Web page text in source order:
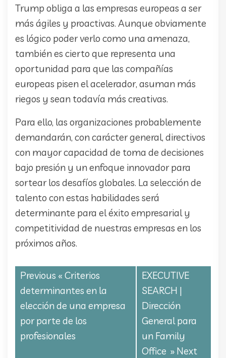
Trump obliga a las empresas europeas a ser
más ágiles y proactivas. Aunque obviamente
es lógico poder verlo como una amenaza,
también es cierto que representa una
oportunidad para que las compañías
europeas pisen el acelerador, asuman más
riegos y sean todavía más creativas.
Para ello, las organizaciones probablemente
demandarán, con carácter general, directivos
con mayor capacidad de toma de decisiones
bajo presión y un enfoque innovador para
sortear los desafíos globales. La selección de
talento con estas habilidades será
determinante para el éxito empresarial y
competitividad de nuestras empresas en los
próximos años.
Previous « Criterios
determinantes en la
elección de una empresa
por parte de los
profesionales
EXECUTIVE
SEARCH |
Dirección
General para
un Family
Office » Next